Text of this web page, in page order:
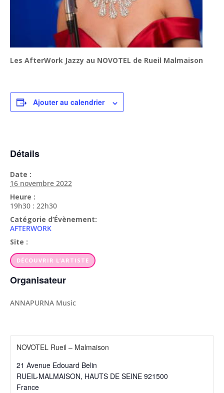
Les AfterWork Jazzy au NOVOTEL de Rueil Malmaison
Ajouter au calendrier
Détails
Date :
16 novembre 2022
Heure :
19h30 : 22h30
Catégorie d’Évènement:
AFTERWORK
Site :
DÉCOUVRIR L’ARTISTE
Organisateur
ANNAPURNA Music
NOVOTEL Rueil – Malmaison
21 Avenue Edouard Belin
RUEIL-MALMAISON, HAUTS DE SEINE 921500
France